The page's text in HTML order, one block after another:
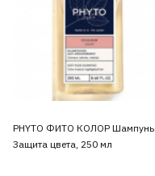
PHYTO ФИТО КОЛОР Шампунь
Защита цвета, 250 мл